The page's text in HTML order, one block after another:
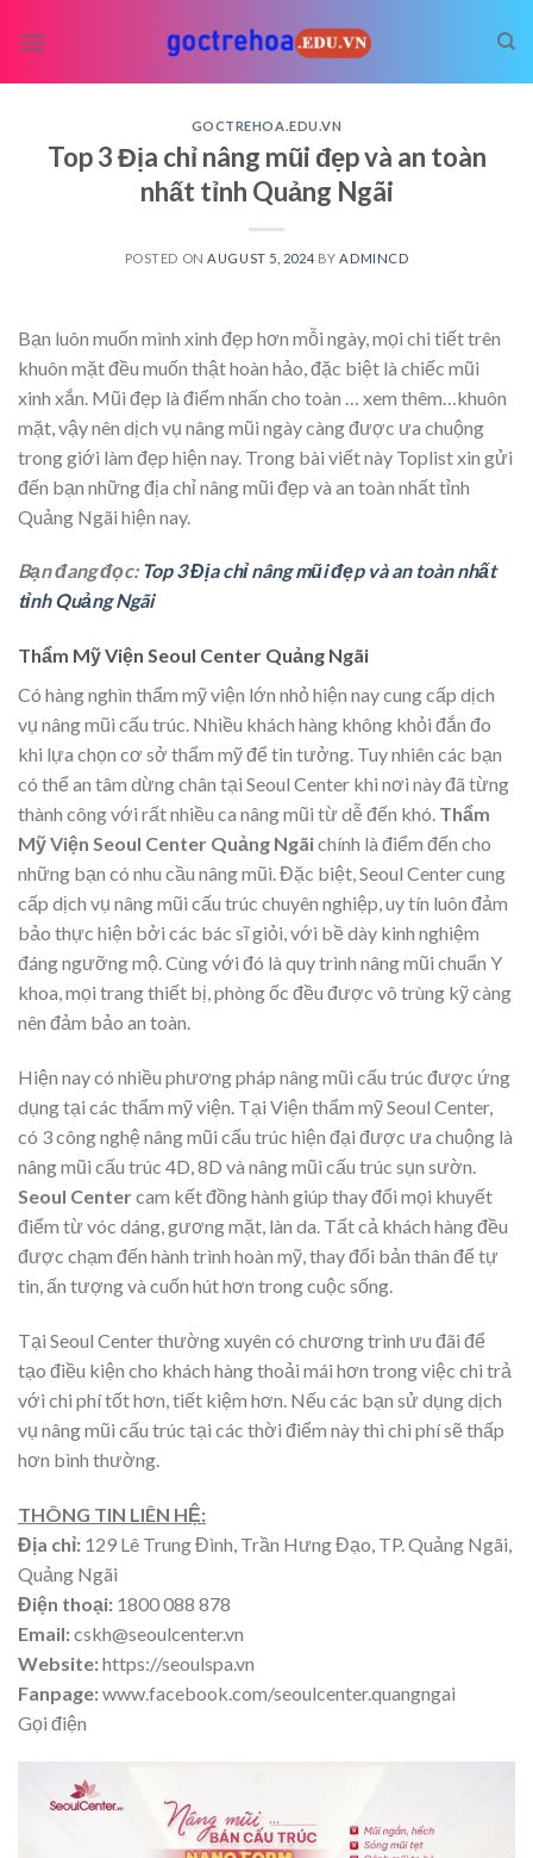
GOCTREHOA.EDU.VN
Top 3 Địa chỉ nâng mũi đẹp và an toàn
nhất tỉnh Quảng Ngãi
POSTED ON AUGUST 5, 2024 BY ADMINCD
Bạn luôn muốn mình xinh đẹp hơn mỗi ngày, mọi chi tiết trên
khuôn mặt đều muốn thật hoàn hảo, đặc biệt là chiếc mũi
xinh xắn. Mũi đẹp là điểm nhấn cho toàn
… xem thêm… khuôn
mặt, vậy nên dịch vụ nâng mũi ngày càng được ưa chuộng
trong giới làm đẹp hiện nay. Trong bài viết này Toplist xin gửi
đến bạn những địa chỉ nâng mũi đẹp và an toàn nhất tỉnh
Quảng Ngãi hiện nay.
Bạn đang đọc: Top 3 Địa chỉ nâng mũi đẹp và an toàn nhất
tỉnh Quảng Ngãi
Thẩm Mỹ Viện Seoul Center Quảng Ngãi
Có hàng nghìn thẩm mỹ viện lớn nhỏ hiện nay cung cấp dịch
vụ nâng mũi cấu trúc. Nhiều khách hàng không khỏi đắn đo
khi lựa chọn cơ sở thẩm mỹ để tin tưởng. Tuy nhiên các bạn
có thể an tâm dừng chân tại Seoul Center khi nơi này đã từng
thành công với rất nhiều ca nâng mũi từ dễ đến khó. Thẩm
Mỹ Viện Seoul Center Quảng Ngãichính là điểm đến cho
những bạn có nhu cầu nâng mũi. Đặc biệt, Seoul Center cung
cấp dịch vụ nâng mũi cấu trúc chuyên nghiệp, uy tín luôn đảm
bảo thực hiện bởi các bác sĩ giỏi, với bề dày kinh nghiệm
đáng ngưỡng mộ. Cùng với đó là quy trình nâng mũi chuẩn Y
khoa, mọi trang thiết bị, phòng ốc đều được vô trùng kỹ càng
nên đảm bảo an toàn.
Hiện nay có nhiều phương pháp nâng mũi cấu trúc được ứng
dụng tại các thẩm mỹ viện. Tại Viện thẩm mỹ Seoul Center,
có 3 công nghệ nâng mũi cấu trúc hiện đại được ưa chuộng là
nâng mũi cấu trúc 4D, 8D và nâng mũi cấu trúc sụn sườn.
Seoul Centercam kết đồng hành giúp thay đổi mọi khuyết
điểm từ vóc dáng, gương mặt, làn da. Tất cả khách hàng đều
được chạm đến hành trình hoàn mỹ, thay đổi bản thân để tự
tin, ấn tượng và cuốn hút hơn trong cuộc sống.
Tại Seoul Center thường xuyên có chương trình ưu đãi để
tạo điều kiện cho khách hàng thoải mái hơn trong việc chi trả
với chi phí tốt hơn, tiết kiệm hơn. Nếu các bạn sử dụng dịch
vụ nâng mũi cấu trúc tại các thời điểm này thì chi phí sẽ thấp
hơn bình thường.
THÔNG TIN LIÊN HỆ:
Địa chỉ: 129 Lê Trung Đình, Trần Hưng Đạo, TP. Quảng Ngãi,
Quảng Ngãi
Điện thoại: 1800 088 878
Email:cskh@seoulcenter.vn
Website:https://seoulspa.vn
Fanpage:www.facebook.com/seoulcenter.quangngai
Gọi điện